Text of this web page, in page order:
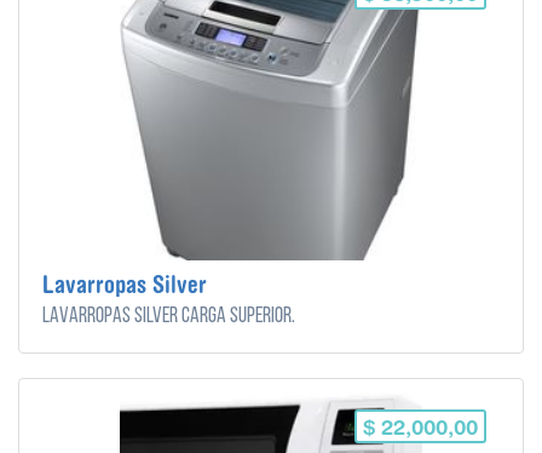
Lavarropas Silver
Lavarropas Silver carga superior.
$ 22,000,00